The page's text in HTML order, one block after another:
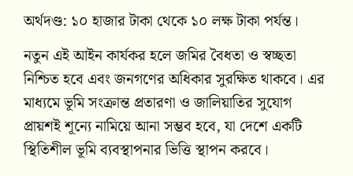
অর্থদণ্ড: ১০ হাজার টাকা থেকে ১০ লক্ষ টাকা পর্যন্ত।
নতুন এই আইন কার্যকর হলে জমির বৈধতা ও স্বচ্ছতা
নিশ্চিত হবে এবং জনগণের অধিকার সুরক্ষিত থাকবে। এর
মাধ্যমে ভূমি সংক্রান্ত প্রতারণা ও জালিয়াতির সুযোগ
প্রায়শই শূন্যে নামিয়ে আনা সম্ভব হবে, যা দেশে একটি
স্থিতিশীল ভূমি ব্যবস্থাপনার ভিত্তি স্থাপন করবে।